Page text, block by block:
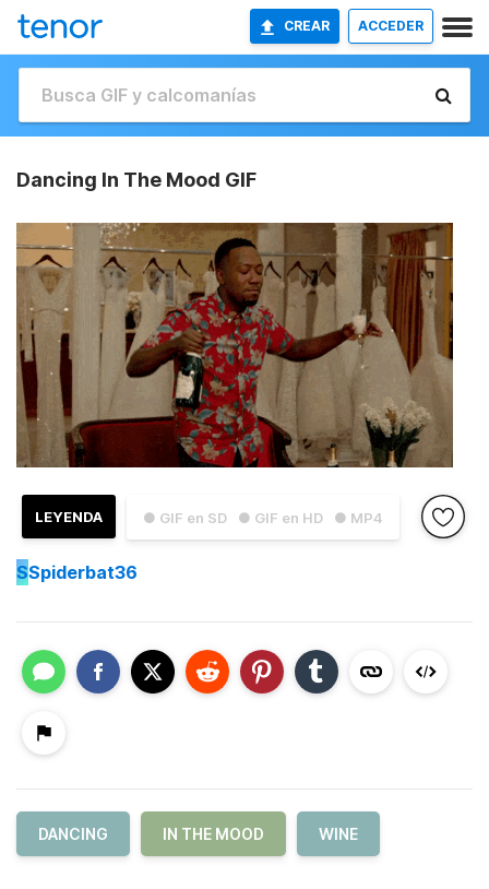
CREAR ACCEDER
Dancing In The Mood GIF
● GIF en SD ● GIF en HD ● MP4
LEYENDA
SSpiderbat36
DANCING IN THE MOOD WINE